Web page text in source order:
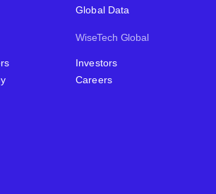
Global Data
WiseTech Global
Investors
Careers